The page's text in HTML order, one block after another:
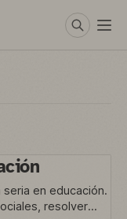
en educación.
resolver